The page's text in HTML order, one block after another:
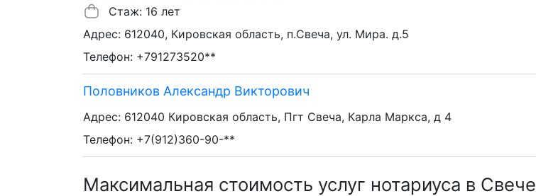
Стаж: 16 лет
Адрес: 612040, Кировская область, п.Свеча, ул. Мира. д.5
Телефон: +791273520**
Половников Александр Викторович
Адрес: 612040 Кировская область, Пгт Свеча, Карла Маркса, д 4
Телефон: +7(912)360-90-**
Максимальная стоимость услуг нотариуса в Свече